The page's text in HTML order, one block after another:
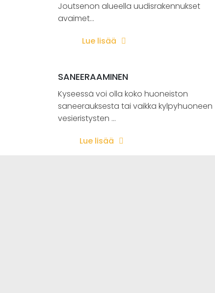
Joutsenon alueella uudisrakennukset
avaimet...
Lue lisää
SANEERAAMINEN
Kyseessä voi olla koko huoneiston
saneerauksesta tai vaikka kylpyhuoneen
vesieristysten ...
Lue lisää